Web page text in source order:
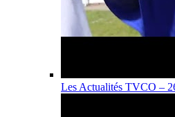
Les Actualités TVCO –